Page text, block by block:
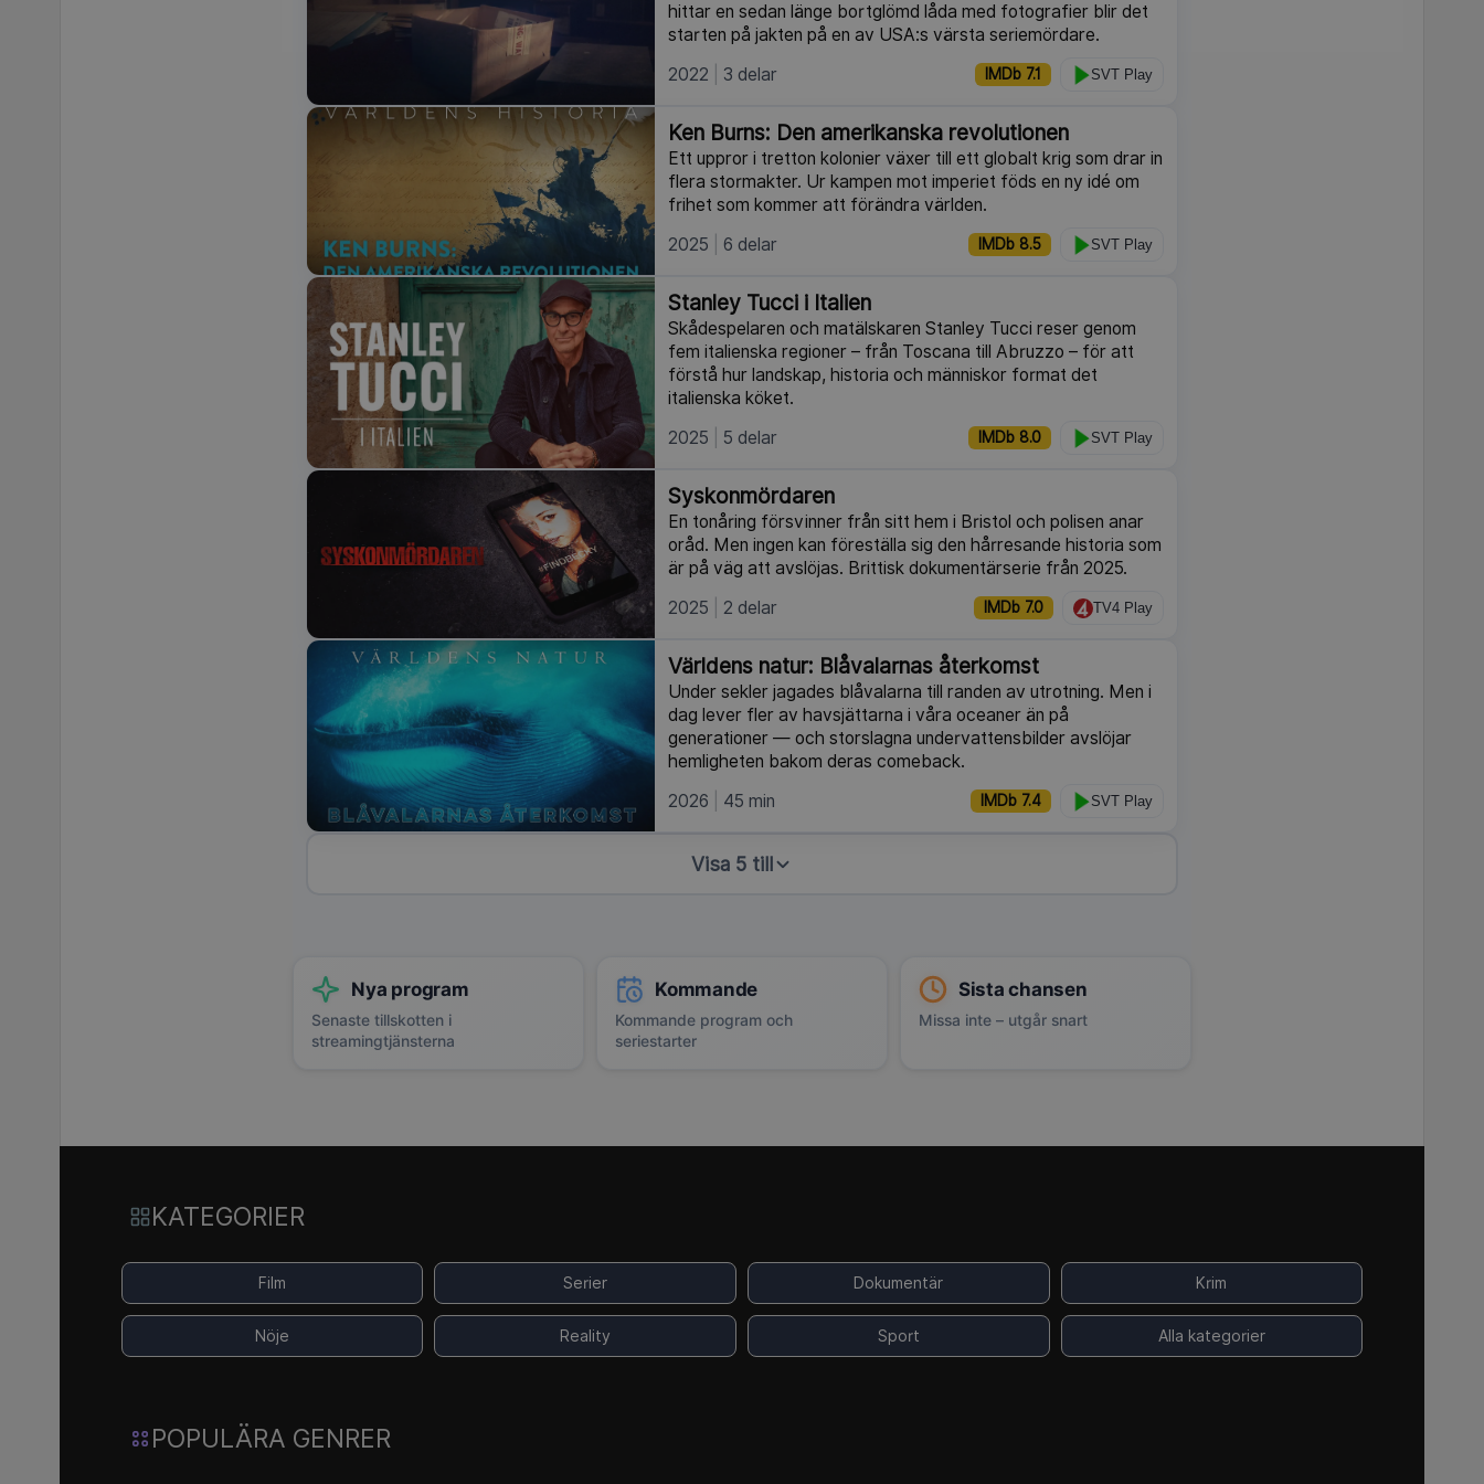
hittar en sedan länge bortglömd låda med fotografier blir det
starten på jakten på en av USA:s värsta seriemördare.
2022
3 delar IMDb 7.1 SVT Play
Ken Burns: Den amerikanska revolutionen
Ett uppror i tretton kolonier växer till ett globalt krig som drar in
flera stormakter. Ur kampen mot imperiet föds en ny idé om
frihet som kommer att förändra världen.
2025
6 delar IMDb 8.5 SVT Play
Stanley Tucci i Italien
Skådespelaren och matälskaren Stanley Tucci reser genom
fem italienska regioner – från Toscana till Abruzzo – för att
förstå hur landskap, historia och människor format det
italienska köket.
2025
5 delar IMDb 8.0 SVT Play
Syskonmördaren
En tonåring försvinner från sitt hem i Bristol och polisen anar
oråd. Men ingen kan föreställa sig den hårresande historia som
är på väg att avslöjas. Brittisk dokumentärserie från 2025.
2025
2 delar IMDb 7.0 TV4 Play
Världens natur: Blåvalarnas återkomst
Under sekler jagades blåvalarna till randen av utrotning. Men i
dag lever fler av havsjättarna i våra oceaner än på
generationer — och storslagna undervattensbilder avslöjar
hemligheten bakom deras comeback.
2026
45 min IMDb 7.4 SVT Play
Visa 5 till
Nya program
Senaste tillskotten i
streamingtjänsterna
Kommande
Kommande program och
seriestarter
Sista chansen
Missa inte – utgår snart
KATEGORIER
Film Serier Dokumentär Krim
Nöje Reality Sport Alla kategorier
POPULÄRA GENRER